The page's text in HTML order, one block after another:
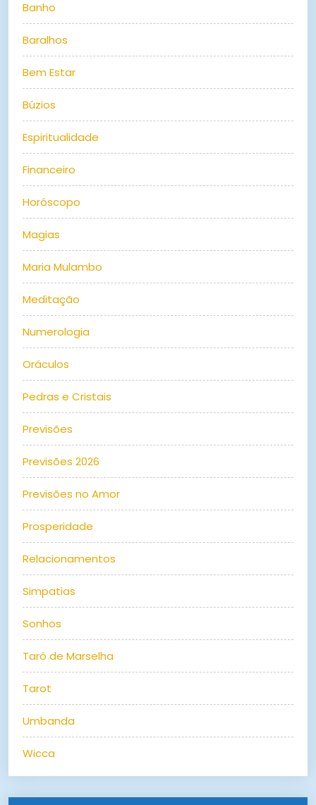
Banho
Baralhos
Bem Estar
Búzios
Espiritualidade
Financeiro
Horóscopo
Magias
Maria Mulambo
Meditação
Numerologia
Oráculos
Pedras e Cristais
Previsões
Previsões 2026
Previsões no Amor
Prosperidade
Relacionamentos
Simpatias
Sonhos
Tarô de Marselha
Tarot
Umbanda
Wicca